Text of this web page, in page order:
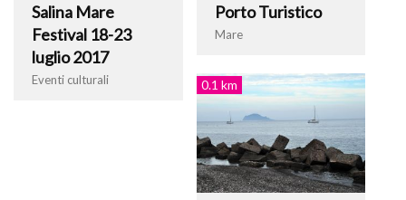
Salina Mare
Festival 18-23
luglio 2017
Eventi culturali
Porto Turistico
Mare
0.1 km